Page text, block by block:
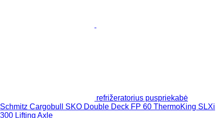
refrižeratorius puspriekabė
Schmitz Cargobull SKO Double Deck FP 60 ThermoKing SLXi
300 Lifting Axle